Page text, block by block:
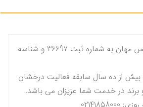
موسسه آسمان تندیس مهان به شماره ثبت 36697 و شناسه
بیش از ده سال سابقه فعالیت درخشان
در خدمت شما عزیزان می باشد.